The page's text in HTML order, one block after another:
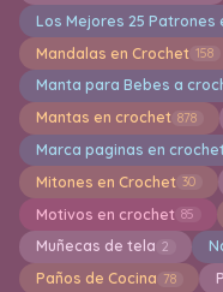
Los Mejores 25 Patrones
Mandalas en Crochet 158
Manta para Bebes a
Mantas en crochet 878
Marca paginas en crochet
Mitones en Crochet 30
Motivos en crochet 85
Muñecas de tela 2
Paños de Cocina 78